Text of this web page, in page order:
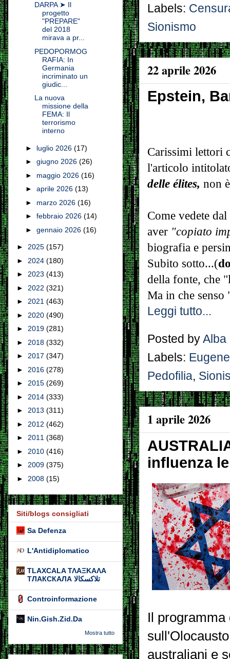
Labels:
Sionismo
22 aprile 2026
Epstein,
Carissimi lettori
l'articolo
delle élites, non
Come vedete
aver "copiato
biografia e
Subito sotto...(
della fonte, che
Ma in che senso
Leggi tutto...
Posted by Alba
Labels:
Pedofilia,
1 aprile 2026
influenza
Il programma
australiani e
DARPA ➤ Il
progetto
"PREPARE"
del 2018
mirava a pr...
PEDOPORMOG
RAFIA: In
Germania
incriminato un
giudic...
La nuova
missione della
FEMA: Il
terrorismo
interno
► luglio 2026 (17)
► giugno 2026 (26)
► maggio 2026 (16)
► aprile 2026 (13)
► marzo 2026 (16)
► febbraio 2026 (14)
► gennaio 2026 (16)
► 2025 (157)
► 2024 (180)
► 2023 (413)
► 2022 (321)
► 2021 (463)
► 2020 (490)
► 2019 (281)
► 2018 (332)
► 2017 (347)
► 2016 (278)
► 2015 (269)
► 2014 (333)
► 2013 (311)
► 2012 (462)
► 2011 (368)
► 2010 (416)
► 2009 (375)
► 2008 (15)
Siti/blogs consigliati
Sa Defenza
L'Antidiplomatico
TLAXCALA ΤΛΑΞΚΑΛΑ
ТЛАКСКАЛА تلاكسكالا
Controinformazione
Nin.Gish.Zid.Da
Mostra tutto